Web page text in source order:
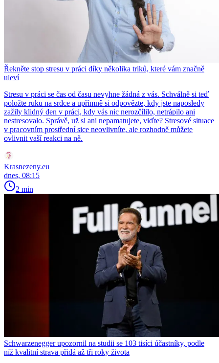
Řekněte stop stresu v práci díky několika triků, které vám značně
uleví
Stresu v práci se čas od času nevyhne žádná z vás. Schválně si teď
položte ruku na srdce a upřímně si odpovězte, kdy jste naposledy
zažily klidný den v práci, kdy vás nic nerozčílilo, netrápilo ani
nestresovalo. Správě, už si ani nepamatujete, viďte? Stresové situace
v pracovním prostřední sice neovlivníte, ale rozhodně můžete
ovlivnit vaší reakci na ně.
Krasnezeny.eu
dnes, 08:15
2 min
Schwarzenegger upozornil na studii se 103 tisíci účastníky, podle
níž kvalitní strava přidá až tři roky života